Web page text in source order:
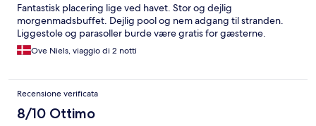
Fantastisk placering lige ved havet. Stor og dejlig
morgenmadsbuffet. Dejlig pool og nem adgang til stranden.
Liggestole og parasoller burde være gratis for gæsterne.
Ove Niels, viaggio di 2 notti
Recensione verificata
8/10 Ottimo